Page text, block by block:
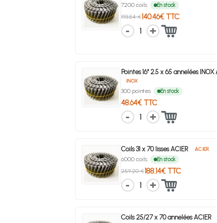
7200 coils En stock
193.54 €140.46€ TTC
1
Pointes 16° 2.5 x 65 annelées INOX
INOX
300 pointes En stock
48.64€ TTC
1
Coils 31 x 70 lisses ACIER ACIER
6000 coils En stock
259.20 €188.14€ TTC
1
Coils 25/27 x 70 annelées ACIER